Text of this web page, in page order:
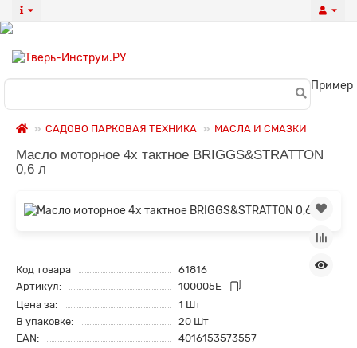
Пример
САДОВО ПАРКОВАЯ ТЕХНИКА МАСЛА И СМАЗКИ
Масло моторное 4х тактное BRIGGS&STRATTON
0,6 л
Код товара
61816
Артикул:
100005E
Цена за:
1 Шт
В упаковке:
20 Шт
EAN:
4016153573557